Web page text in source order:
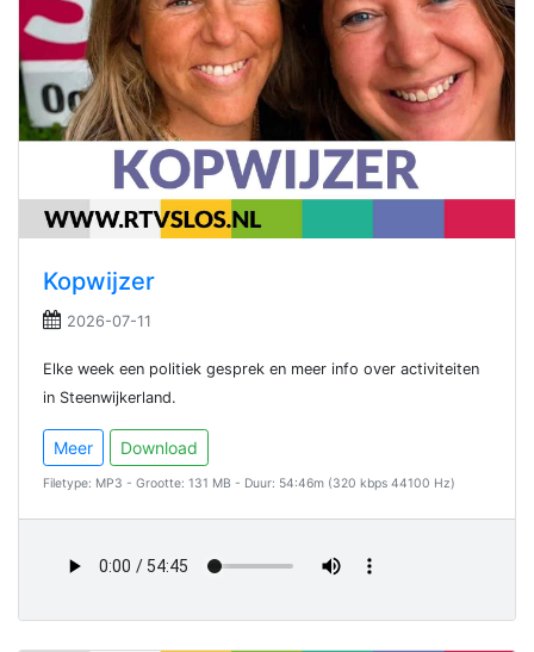
Kopwijzer
2026-07-11
Elke week een politiek gesprek en meer info over activiteiten
in Steenwijkerland.
Meer Download
Filetype: MP3 - Grootte: 131 MB - Duur: 54:46m (320 kbps 44100 Hz)